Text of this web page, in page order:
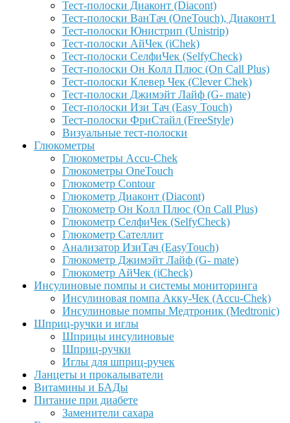
Тест-полоски Диаконт (Diacont)
Тест-полоски ВанТач (OneTouch), Диаконт1
Тест-полоски Юнистрип (Unistrip)
Тест-полоски АйЧек (iChek)
Тест-полоски СелфиЧек (SelfyCheck)
Тест-полоски Он Колл Плюс (On Call Plus)
Тест-полоски Клевер Чек (Clever Chek)
Тест-полоски Джимэйт Лайф (G- mate)
Тест-полоски Изи Тач (Easy Touch)
Тест-полоски ФриCтайл (FreeStyle)
Визуальные тест-полоски
Глюкометры
Глюкометры Accu-Сhek
Глюкометры OneTouch
Глюкометр Contour
Глюкометр Диаконт (Diacont)
Глюкометр Он Колл Плюс (On Call Plus)
Глюкометр СелфиЧек (SelfyCheck)
Глюкометр Сателлит
Анализатор ИзиТач (EasyTouch)
Глюкометр Джимэйт Лайф (G- mate)
Глюкометр АйЧек (iCheck)
Инсулиновые помпы и системы мониторинга
Инсулиновая помпа Акку-Чек (Accu-Chek)
Инсулиновые помпы Медтроник (Medtronic)
Шприц-ручки и иглы
Шприцы инсулиновые
Шприц-ручки
Иглы для шприц-ручек
Ланцеты и прокалыватели
Витамины и БАДы
Питание при диабете
Заменители сахара